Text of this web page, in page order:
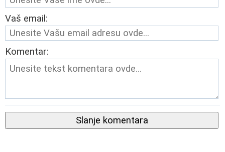
Vaš email:
Komentar:
Slanje komentara